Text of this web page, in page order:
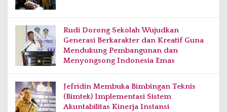
Rudi Dorong Sekolah Wujudkan
Generasi Berkarakter dan Kreatif Guna
Mendukung Pembangunan dan
Menyongsong Indonesia Emas
Jefridin Membuka Bimbingan Teknis
(Bimtek) Implementasi Sistem
Akuntabilitas Kinerja Instansi